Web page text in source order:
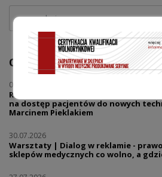
OSTATNIE WPISY
04.08.2026
Regulacje, finanse i innowacje - jak
na dostęp pacjentów do nowych
Marcinem Pieklakiem
30.07.2026
Warsztaty | Dialog w reklamie -
sklepów medycznych co wolno, a